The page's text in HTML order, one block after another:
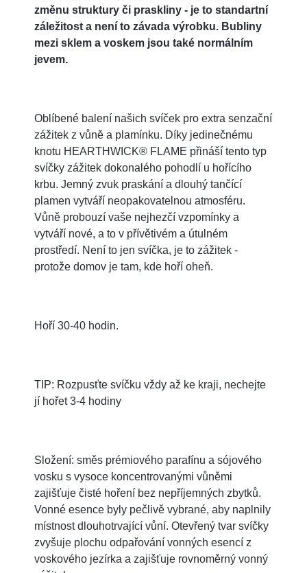
změnu struktury či praskliny - je to standartní
záležitost a není to závada výrobku. Bubliny
mezi sklem a voskem jsou také normálním
jevem.
Oblíbené balení našich svíček pro extra senzační
zážitek z vůně a plamínku. Díky jedinečnému
knotu HEARTHWICK® FLAME přináší tento typ
svíčky zážitek dokonalého pohodlí u hořícího
krbu. Jemný zvuk praskání a dlouhý tančící
plamen vytváří neopakovatelnou atmosféru.
Vůně probouzí vaše nejhezčí vzpomínky a
vytváří nové, a to v přívětivém a útulném
prostředí. Není to jen svíčka, je to zážitek -
protože domov je tam, kde hoří oheň.
Hoří 30-40 hodin.
TIP: Rozpusťte svíčku vždy až ke kraji, nechejte
jí hořet 3-4 hodiny
Složení: směs prémiového parafínu a sójového
vosku s vysoce koncentrovanými vůněmi
zajišťuje čisté hoření bez nepříjemných zbytků.
Vonné esence byly pečlivě vybrané, aby naplnily
místnost dlouhotrvající vůní. Otevřený tvar svíčky
zvyšuje plochu odpařování vonných esencí z
voskového jezírka a zajišťuje rovnoměrný vonný